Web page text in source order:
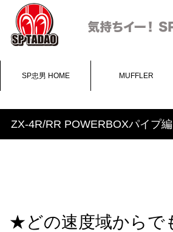
SP忠男 HOME MUFFLER
ZX-4R/RR POWERBOXパイプ
★どの速度域からで